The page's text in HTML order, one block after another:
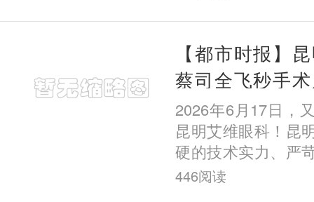
来该院求学
【都市时报】
蔡司全飞秒手
暑期摘镜有保障
2026年6月17日，
昆明艾维眼科！昆
硬的技术实力、严
善的诊疗体系与丰
446阅读